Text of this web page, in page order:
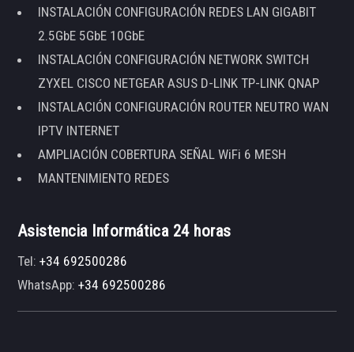
INSTALACIÓN CONFIGURACIÓN REDES LAN GIGABIT
2.5GbE 5GbE 10GbE
INSTALACIÓN CONFIGURACIÓN NETWORK SWITCH
ZYXEL CISCO NETGEAR ASUS D-LINK TP-LINK QNAP
INSTALACIÓN CONFIGURACIÓN ROUTER NEUTRO WAN
IPTV INTERNET
AMPLIACIÓN COBERTURA SEÑAL WiFi 6 MESH
MANTENIMIENTO REDES
Asistencia Informática 24 horas
Tel:+34 692500286
WhatsApp:+34 692500286